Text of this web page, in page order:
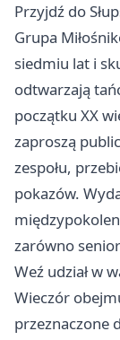
Przyjdź do
Grupa
siedmiu lat i
odtwarzają
początku XX
zaproszą
zespołu,
pokazów.
zarówno
Weź udział w
Wieczór
przeznaczone